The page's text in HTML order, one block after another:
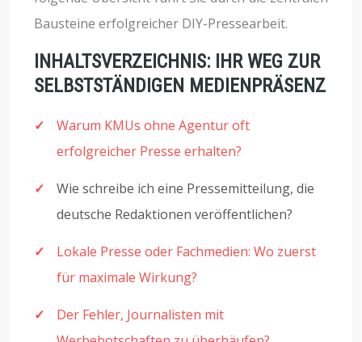
Bausteine erfolgreicher DIY-Pressearbeit.
INHALTSVERZEICHNIS: IHR WEG ZUR
SELBSTSTÄNDIGEN MEDIENPRÄSENZ
Warum KMUs ohne Agentur oft
erfolgreicher Presse erhalten?
Wie schreibe ich eine Pressemitteilung, die
deutsche Redaktionen veröffentlichen?
Lokale Presse oder Fachmedien: Wo zuerst
für maximale Wirkung?
Der Fehler, Journalisten mit